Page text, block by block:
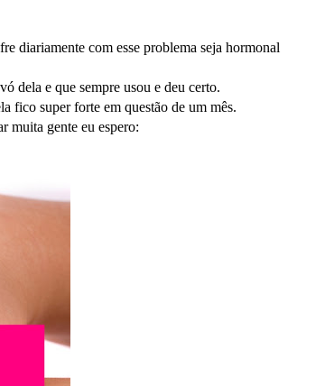
diariamente com esse problema seja hormonal
dela e que sempre usou e deu certo.
fico super forte em questão de um mês.
muita gente eu espero: